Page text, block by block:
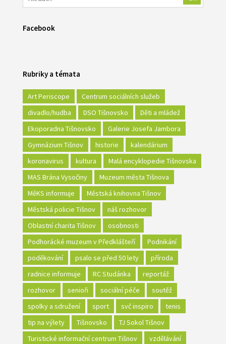
Facebook
Rubriky a témata
Art Periscope
Centrum sociálních služeb
divadlo/hudba
DSO Tišnovsko
Děti a mládež
Ekoporadna Tišnovsko
Galerie Josefa Jambora
Gymnázium Tišnov
historie
kalendárium
koronavirus
kultura
Malá encyklopedie Tišnovska
MAS Brána Vysočiny
Muzeum města Tišnova
MěKS informuje
Městská knihovna Tišnov
Městská policie Tišnov
náš rozhovor
Oblastní charita Tišnov
osobnosti
Podhorácké muzeum v Předklášteří
Podnikání
poděkování
psalo se před 50 lety
příroda
radnice informuje
RC Studánka
reportáž
rozhovor
senioři sociální péče
soutěž
spolky a sdružení
sport svč inspiro
tenis
tip na výlety
Tišnovsko
TJ Sokol Tišnov
Turistické informační centrum Tišnov
vzdělávání